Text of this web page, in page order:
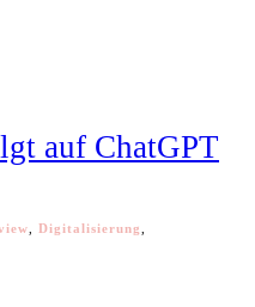
auf ChatGPT
Digitalisierung